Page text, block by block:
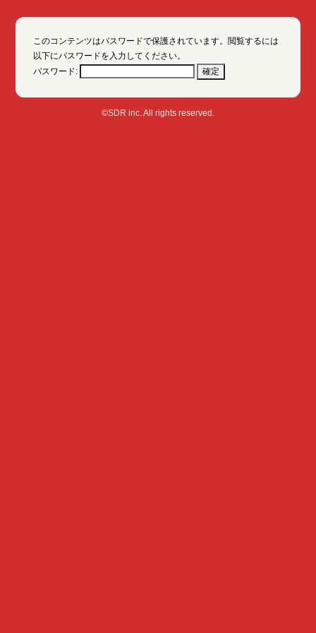
このコンテンツはパスワードで保護されています。閲覧するには
以下にパスワードを入力してください。
パスワード:
©SDR inc. All rights reserved.